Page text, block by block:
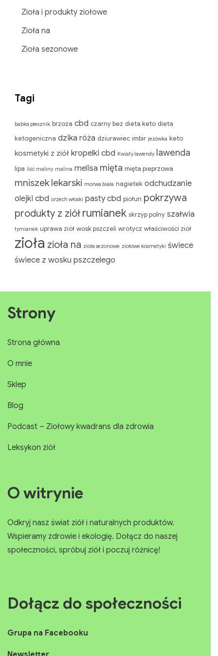
Zioła i produkty ziołowe
Zioła na
Zioła sezonowe
Tagi
babka płesznik brzoza cbd czarny bez dieta keto dieta
ketogeniczna dzika róża dziurawiec imbir jeżówka keto
kosmetyki z ziół kropelki cbd Kwiaty lawendy lawenda
lipa liść maliny malina melisa mięta mięta pieprzowa
mniszek lekarski morwa biała nagietek odchudzanie
olejki cbd orzech włoski pasty cbd piołun pokrzywa
produkty z ziół rumianek skrzyp polny szałwia
tymianek uprawa ziół wosk pszczeli wrotycz właściwości ziół
zioła zioła na zioła sezonowe ziołowe kosmetyki świece
świece z wosku pszczelego
Strony
Strona główna
O mnie
Sklep
Blog
Podcast – Ziołowy kwadrans dla zdrowia
Leksykon ziół
O witrynie
Odkryj nasz świat ziół i naturalnych produktów.
Wspieramy zdrowie i ekologię. Dołącz do naszej
społeczności, spróbuj ziół i poczuj różnicę!
Dołącz do społeczności
Grupa na Facebooku